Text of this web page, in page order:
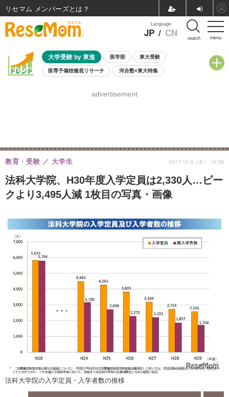
menu
Language
JP / CN search
大学受験 by 東進 医学部 東大受験
医専予備校徹底リサーチ 河合塾×東大特集
8月開催学校説明会・相談会
advertisement
法科大学院、H30年度入学定員は2,330人…ピー
クより3,495人減 1枚目の写真・画像
教育・受験 大学生 2017.10.5（木） 10:58
法科大学院の入学定員・入学者数の推移
リセマム メンバーズ